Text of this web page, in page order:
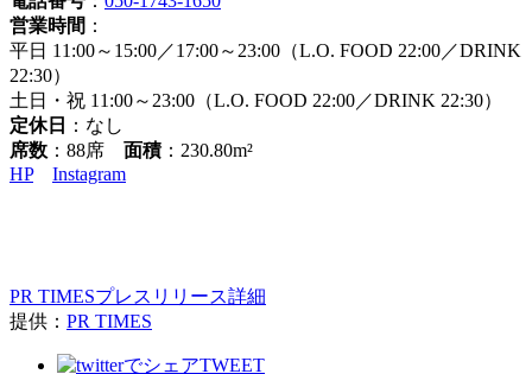
営業時間 ：
平日 11:00～15:00／17:00～23:00（L.O. FOOD 22:00／DRINK
22:30）
土日・祝 11:00～23:00（L.O. FOOD 22:00／DRINK 22:30）
定休日
：なし
席数 ：88席 面積：230.80m²
HP
Instagram
PR TIMESプレスリリース詳細
提供： PR TIMES
TWEET